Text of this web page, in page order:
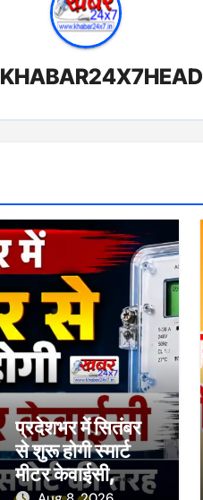
KHABAR24X7HEAD
प्रदेशभर में सितंबर
से शुरू होगी स्मार्ट
मीटर केवाईसी,